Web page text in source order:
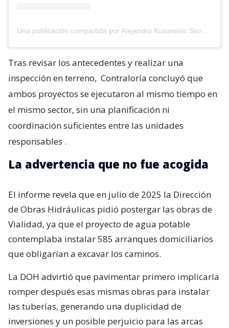
Una publicación compartida por Alejandro Kusanovic Senador (@akusanovicg)
Tras revisar los antecedentes y realizar una
inspección en terreno, Contraloría concluyó que
ambos proyectos se ejecutaron al mismo tiempo en
el mismo sector, sin una planificación ni
coordinación suficientes entre las unidades
responsables .
La advertencia que no fue acogida
El informe revela que en julio de 2025 la Dirección
de Obras Hidráulicas pidió postergar las obras de
Vialidad, ya que el proyecto de agua potable
contemplaba instalar 585 arranques domiciliarios
que obligarían a excavar los caminos.
La DOH advirtió que pavimentar primero implicaría
romper después esas mismas obras para instalar
las tuberías, generando una duplicidad de
inversiones y un posible perjuicio para las arcas